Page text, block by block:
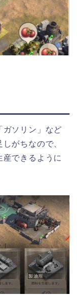
ガソリン」など
がちなので、
できるように